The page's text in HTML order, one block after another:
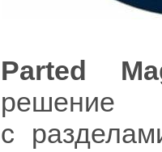
Parted
с